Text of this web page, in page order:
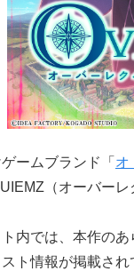
ームブランド「 オ
（オーバー
内では、本作の
ト情報が掲載され